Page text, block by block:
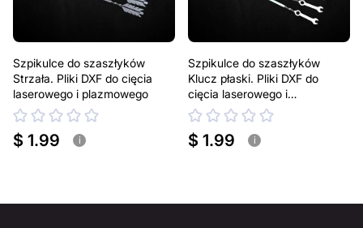
Szpikulce do szaszłyków
Strzała. Pliki DXF do cięcia
laserowego i plazmowego
$ 1.99 i
Szpikulce do szaszłyków
Klucz płaski. Pliki DXF do
cięcia laserowego i
plazmowego
$ 1.99 i